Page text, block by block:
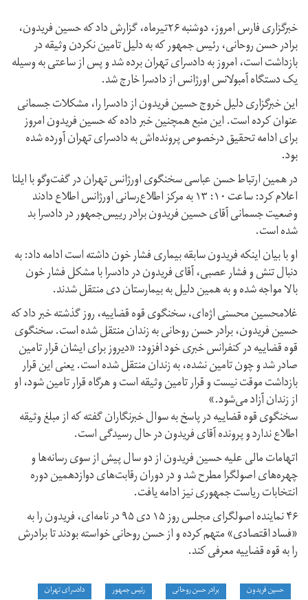
خبرگزاری فارس امروز، دوشنبه ۲۶تیرماه، گزارش داد که حسین فریدون،
برادر حسن روحانی، رئیس جمهور که به دلیل تامین نکردن وثیقه در
بازداشت است، امروز به دادسرای تهران برده شد و پس از ساعتی به وسیله
یک دستگاه آمبولانس اورژانس از دادسرا خارج شد.
این خبرگزاری دلیل خروج حسین فریدون از دادسرا را، مشکلات جسمانی
عنوان کرده است. این منبع همچنین خبر داده که حسین فریدون امروز
برای ادامه تحقیق درخصوص پرونده‌اش به دادسرای تهران آورده شده
بود.
در همین ارتباط حسن عباسی سخنگوی اورژانس تهران در گفت‌وگو با ایلنا
اعلام کرد: ساعت ۱۰: ۱۳ به مرکز اطلاع‌رسانی اورژانس اطلاع دادند
وضعیت جسمانی آقای حسین فریدون برادر رییس‌جمهور در دادسرا بد
شده است.
او با بیان اینکه فریدون سابقه بیماری فشار خون داشته است ادامه داد: به
دنبال تنش و فشار عصبی، آقای فریدون در دادسرا با مشکل فشار خون
بالا مواجه شده و به همین دلیل به بیمارستان دی منتقل شدند.
غلامحسین محسنی اژه‌ای، سخنگوی قوه قضاییه، روز گذشته خبر داد که
حسین فریدون، برادر حسن روحانی به زندان منتقل شده است. سخنگوی
قوه قضاییه در کنفرانس خبری خود افزود: «دیروز برای ایشان قرار تامین
صادر شد و چون تامین نشده، به زندان منتقل شده است. یعنی این قرار
بازداشت موقت نیست و قرار تامین وثیقه است و هرگاه قرار تامین شود، او
از زندان آزاد می‌شود.»
سخنگوی قوه قضاییه در پاسخ به سوال خبرنگاران گفته که از مبلغ وثیقه
اطلاع ندارد و پرونده آقای فریدون در حال رسیدگی است.
اتهامات مالی علیه حسین فریدون از دو سال پیش از سوی رسانه‌ها و
چهره‌های اصولگرا مطرح شد و در دوران رقابت‌های دوازدهمین دوره
انتخابات ریاست جمهوری نیز ادامه یافت.
۴۶ نماینده اصولگرای مجلس روز ۱۵ دی ۹۵ در نامه‌ای، فریدون را به
«فساد اقتصادی» متهم کرده و از حسن روحانی خواسته بودند تا برادرش
را به قوه قضاییه معرفی کند.
حسین فریدون برادر حسن روحانی رئیس جمهور
دادسرای تهران